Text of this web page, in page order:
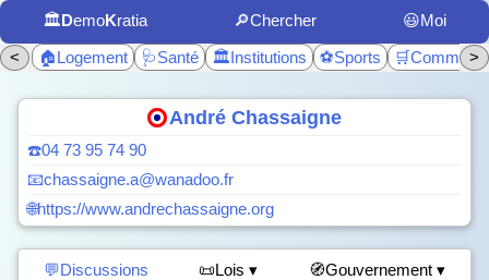
🏛️DemoKratia 🔎Chercher
😃Moi
<
🏠Logement 🩺Santé 🏛️Institutions ⚽Sports >
André Chassaigne
☎️04 73 95 74 90
📧chassaigne.a@wanadoo.fr
🌐https://www.andrechassaigne.org
💬Discussions 📜Lois ▾ 🧭Gouvernement ▾